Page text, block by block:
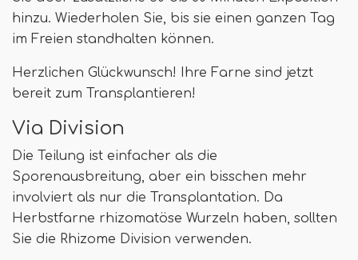
hinzu. Wiederholen Sie, bis sie einen ganzen Tag
im Freien standhalten können.
Herzlichen Glückwunsch! Ihre Farne sind jetzt
bereit zum Transplantieren!
Via Division
Die Teilung ist einfacher als die
Sporenausbreitung, aber ein bisschen mehr
involviert als nur die Transplantation. Da
Herbstfarne rhizomatöse Wurzeln haben, sollten
Sie die Rhizome Division verwenden.